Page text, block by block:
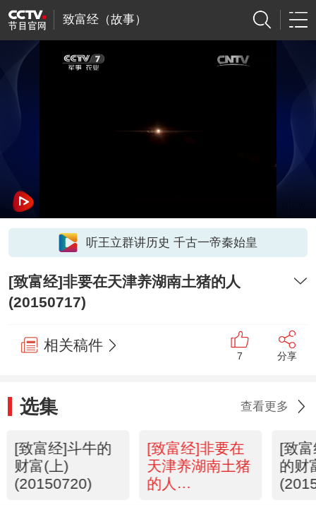
致富经（故事）
听王立群讲历史 千古一帝秦始皇
[致富经]非要在天津养湖南土猪的人
(20150717)
相关稿件
7 分享
选集 查看更多
[致富经]斗牛的
财富(上)
(20150720)
[致富经]非要在
天津养湖南土猪
的人
[致
的财